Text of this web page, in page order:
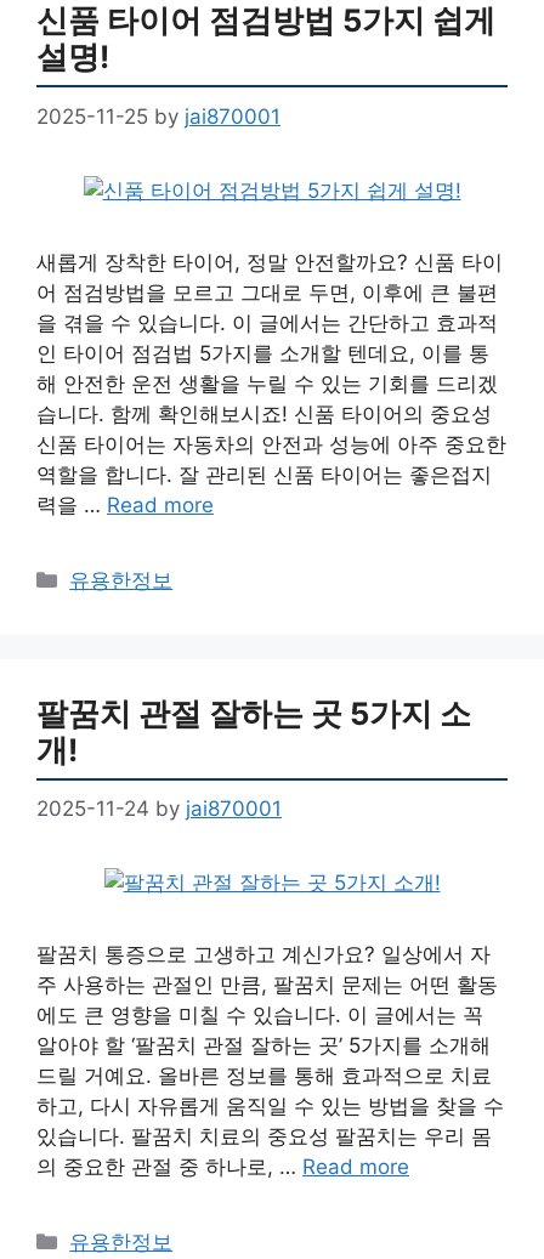
신품 타이어 점검방법 5가지 쉽게
설명!
2025-11-25 by jai870001
새롭게 장착한 타이어, 정말 안전할까요? 신품 타이
어 점검방법을 모르고 그대로 두면, 이후에 큰 불편
을 겪을 수 있습니다. 이 글에서는 간단하고 효과적
인 타이어 점검법 5가지를 소개할 텐데요, 이를 통
해 안전한 운전 생활을 누릴 수 있는 기회를 드리겠
습니다. 함께 확인해보시죠! 신품 타이어의 중요성
신품 타이어는 자동차의 안전과 성능에 아주 중요한
역할을 합니다. 잘 관리된 신품 타이어는 좋은접지
력을 … Read more
Categories
유용한정보
팔꿈치 관절 잘하는 곳 5가지 소
개!
2025-11-24 by jai870001
팔꿈치 통증으로 고생하고 계신가요? 일상에서 자
주 사용하는 관절인 만큼, 팔꿈치 문제는 어떤 활동
에도 큰 영향을 미칠 수 있습니다. 이 글에서는 꼭
알아야 할 ‘팔꿈치 관절 잘하는 곳’ 5가지를 소개해
드릴 거예요. 올바른 정보를 통해 효과적으로 치료
하고, 다시 자유롭게 움직일 수 있는 방법을 찾을 수
있습니다. 팔꿈치 치료의 중요성 팔꿈치는 우리 몸
의 중요한 관절 중 하나로, … Read more
Categories
유용한정보